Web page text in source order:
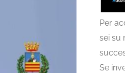
Per
sei su
Se